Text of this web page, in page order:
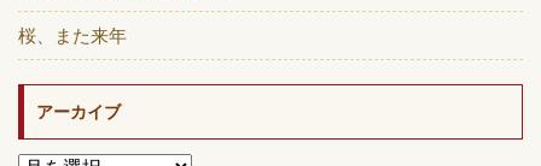
桜、また来年
アーカイブ